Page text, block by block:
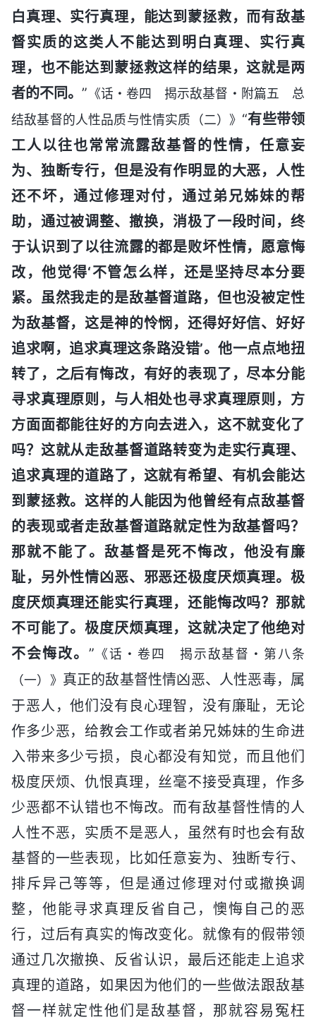
白真理、实行真理，能达到蒙拯救，而有敌基
督实质的这类人不能达到明白真理、实行真
理，也不能达到蒙拯救这样的结果，这就是两
者的不同。” 《话・卷四 揭示敌基督・附篇五 总
结敌基督的人性品质与性情实质（二）》 “有些带领
工人以往也常常流露敌基督的性情，任意妄
为、独断专行，但是没有作明显的大恶，人性
还不坏，通过修理对付，通过弟兄姊妹的帮
助，通过被调整、撤换，消极了一段时间，终
于认识到了以往流露的都是败坏性情，愿意悔
改，他觉得‘不管怎么样，还是坚持尽本分要
紧。虽然我走的是敌基督道路，但也没被定性
为敌基督，这是神的怜悯，还得好好信、好好
追求啊，追求真理这条路没错’。他一点点地扭
转了，之后有悔改，有好的表现了，尽本分能
寻求真理原则，与人相处也寻求真理原则，方
方面面都能往好的方向去进入，这不就变化了
吗？这就从走敌基督道路转变为走实行真理、
追求真理的道路了，这就有希望、有机会能达
到蒙拯救。这样的人能因为他曾经有点敌基督
的表现或者走敌基督道路就定性为敌基督吗？
那就不能了。敌基督是死不悔改，他没有廉
耻，另外性情凶恶、邪恶还极度厌烦真理。极
度厌烦真理还能实行真理，还能悔改吗？那就
不可能了。极度厌烦真理，这就决定了他绝对
不会悔改。 ” 《话・卷四 揭示敌基督・第八条
（一）》 真正的敌基督性情凶恶、人性恶毒，属
于恶人，他们没有良心理智，没有廉耻，无论
作多少恶，给教会工作或者弟兄姊妹的生命进
入带来多少亏损，良心都没有知觉，而且他们
极度厌烦、仇恨真理，丝毫不接受真理，作多
少恶都不认错也不悔改。而有敌基督性情的人
人性不恶，实质不是恶人，虽然有时也会有敌
基督的一些表现，比如任意妄为、独断专行、
排斥异己等等，但是通过修理对付或撤换调
整，他能寻求真理反省自己，懊悔自己的恶
行，过后有真实的悔改变化。就像有的假带领
通过几次撤换、反省认识，最后还能走上追求
真理的道路，如果因为他们的一些做法跟敌基
督一样就定性他们是敌基督，那就容易冤枉